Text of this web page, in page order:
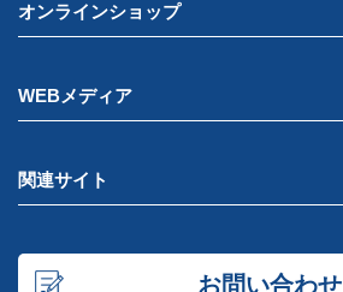
オンラインショップ
WEBメディア
関連サイト
お問い合わせ